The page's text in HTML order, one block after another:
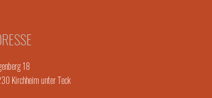
18
Kirchheim unter Teck